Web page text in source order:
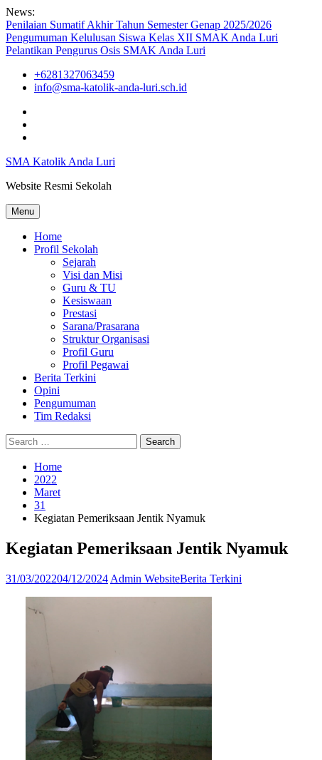
Skip
to
content
News:
Penilaian Sumatif Akhir Tahun Semester Genap 2025/2026
Pengumuman Kelulusan Siswa Kelas XII SMAK Anda Luri
Pelantikan Pengurus Osis SMAK Anda Luri
+6281327063459
info@sma-katolik-anda-luri.sch.id
SMA Katolik Anda Luri
Website Resmi Sekolah
Menu
Home
Profil Sekolah
Sejarah
Visi dan Misi
Guru & TU
Kesiswaan
Prestasi
Sarana/Prasarana
Struktur Organisasi
Profil Guru
Profil Pegawai
Berita Terkini
Opini
Pengumuman
Tim Redaksi
Search
Search
Close
Search
for:
Search
Home
2022
Maret
31
Kegiatan Pemeriksaan Jentik Nyamuk
Kegiatan Pemeriksaan Jentik Nyamuk
31/03/202204/12/2024 Admin WebsiteBerita Terkini